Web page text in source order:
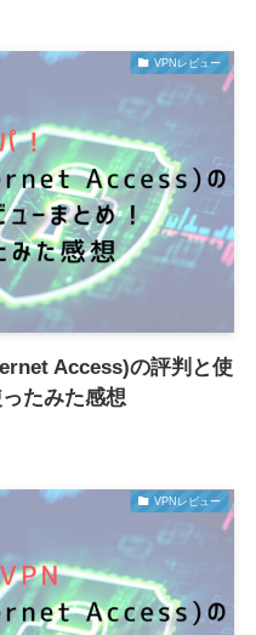
VPNレビュー
Access)の評判と使
たみた感想
VPNレビュー